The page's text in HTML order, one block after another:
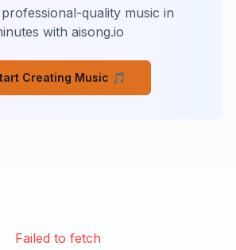
quality music in
with aisong.io
Creating Music 🎵
Failed to fetch